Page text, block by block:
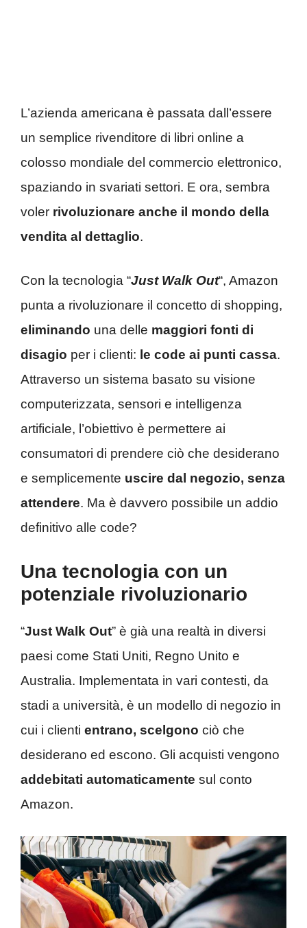
L’azienda americana è passata dall’essere
un semplice rivenditore di libri online a
colosso mondiale del commercio elettronico,
spaziando in svariati settori. E ora, sembra
voler rivoluzionare anche il mondo della
vendita al dettaglio.
Con la tecnologia “Just Walk Out“, Amazon
punta a rivoluzionare il concetto di shopping,
eliminando una delle maggiori fonti di
disagio per i clienti: le code ai punti cassa.
Attraverso un sistema basato su visione
computerizzata, sensori e intelligenza
artificiale, l’obiettivo è permettere ai
consumatori di prendere ciò che desiderano
e semplicemente uscire dal negozio, senza
attendere. Ma è davvero possibile un addio
definitivo alle code?
Una tecnologia con un
potenziale rivoluzionario
“Just Walk Out” è già una realtà in diversi
paesi come Stati Uniti, Regno Unito e
Australia. Implementata in vari contesti, da
stadi a università, è un modello di negozio in
cui i clienti entrano, scelgono ciò che
desiderano ed escono. Gli acquisti vengono
addebitati automaticamente sul conto
Amazon.